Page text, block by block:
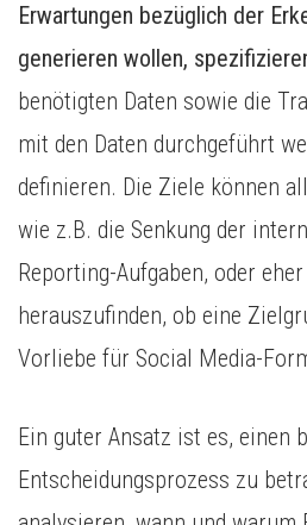
Erwartungen bezüglich der
generieren wollen,
benötigten Daten sowie die
mit den Daten durchgeführt
definieren. Die Ziele können
wie z.B. die Senkung der
Reporting-Aufgaben, oder
herauszufinden, ob eine
Vorliebe für Social Media-
Ein guter Ansatz ist es, einen
Entscheidungsprozess zu